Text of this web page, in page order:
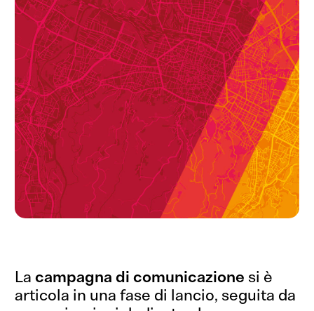
Lacampagna di comunicazione si è
articola in una fase di lancio, seguita da